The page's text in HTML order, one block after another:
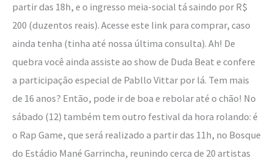
partir das 18h, e o ingresso meia-social tá saindo por R$
200 (duzentos reais). Acesse este link para comprar, caso
ainda tenha (tinha até nossa última consulta). Ah! De
quebra você ainda assiste ao show de Duda Beat e confere
a participação especial de Pabllo Vittar por lá. Tem mais
de 16 anos? Então, pode ir de boa e rebolar até o chão! No
sábado (12) também tem outro festival da hora rolando: é
o Rap Game, que será realizado a partir das 11h, no Bosque
do Estádio Mané Garrincha, reunindo cerca de 20 artistas